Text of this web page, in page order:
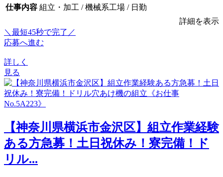
仕事内容 組立・加工 / 機械系工場 / 日勤
詳細を表示
＼最短45秒で完了／
応募へ進む
詳しく
見る
【神奈川県横浜市金沢区】組立作業経験
ある方急募！土日祝休み！寮完備！ド
リル...